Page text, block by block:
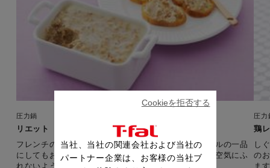
圧力鍋
リエット
フレンチの定番。そのままパンに塗ったり、オードブルの一品
にしてもおいしくいただけます。最後に油をかけて、空気にふ
れないようにふたをします。
圧力
鶏
し
の
ま
当社、当社の関連会社および当社の
パートナー企業は、お客様の当社ブ
Cookieを拒否する